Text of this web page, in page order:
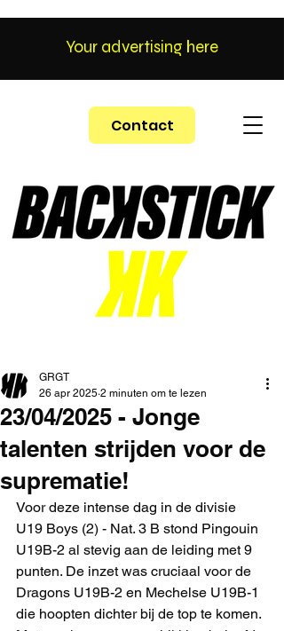
Contact
Your advertising here
23/04/2025 - Jonge
talenten strijden voor de
suprematie!
GRGT
26 apr 2025 2 minuten om te lezen
Voor deze intense dag in de divisie
U19 Boys (2) - Nat. 3 B stond Pingouin
U19B-2 al stevig aan de leiding met 9
punten. De inzet was cruciaal voor de
Dragons U19B-2 en Mechelse U19B-1
die hoopten dichter bij de top te komen.